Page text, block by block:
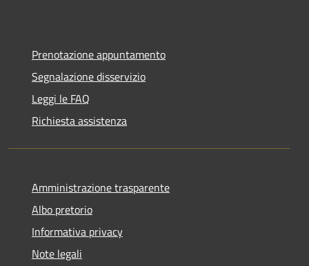
Prenotazione appuntamento
Segnalazione disservizio
Leggi le FAQ
Richiesta assistenza
Amministrazione trasparente
Albo pretorio
Informativa privacy
Note legali